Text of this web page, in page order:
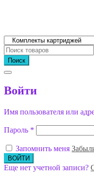
Поиск
Войти
Имя пользователя или
Пароль *
Запомнить меня
Еще нет учетной записи?